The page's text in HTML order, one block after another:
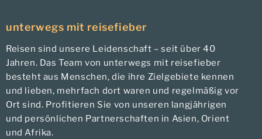
unterwegs mit reisefieber
Reisen sind unsere Leidenschaft – seit über 40
Jahren. Das Team von unterwegs mit reisefieber
besteht aus Menschen, die ihre Zielgebiete kennen
und lieben, mehrfach dort waren und regelmäßig vor
Ort sind. Profitieren Sie von unseren langjährigen
und persönlichen Partnerschaften in Asien, Orient
und Afrika.